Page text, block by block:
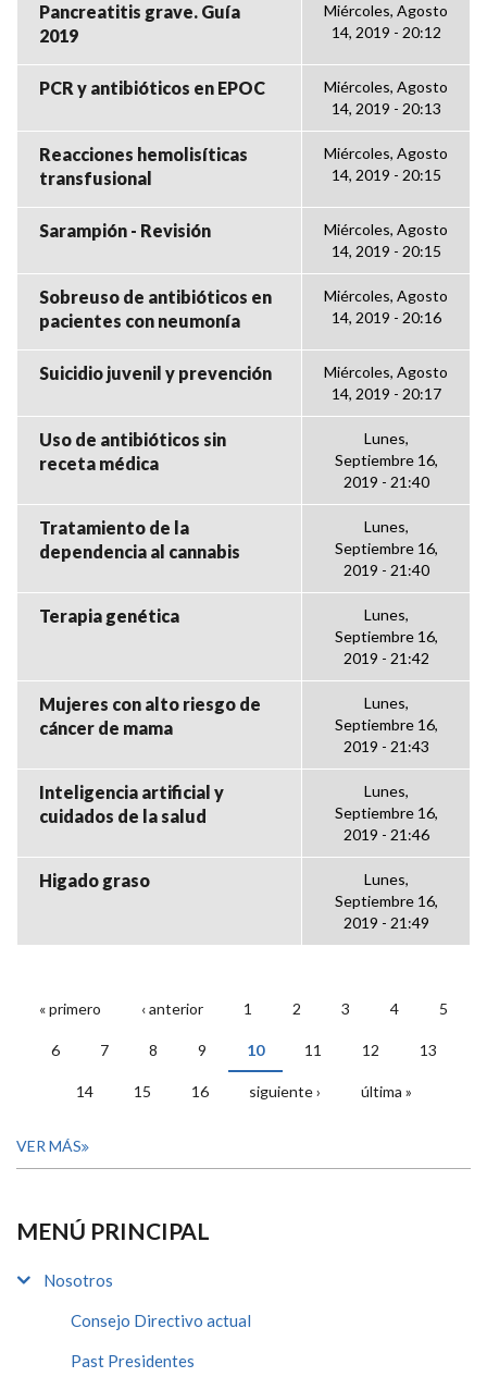
Pancreatitis grave. Guía
2019
Miércoles, Agosto
14, 2019 - 20:12
PCR y antibióticos en EPOC
Miércoles, Agosto
14, 2019 - 20:13
Reacciones hemolisíticas
transfusional
Miércoles, Agosto
14, 2019 - 20:15
Sarampión - Revisión
Miércoles, Agosto
14, 2019 - 20:15
Sobreuso de antibióticos en
pacientes con neumonía
Miércoles, Agosto
14, 2019 - 20:16
Suicidio juvenil y prevención
Miércoles, Agosto
14, 2019 - 20:17
Uso de antibióticos sin
receta médica
Lunes,
Septiembre 16,
2019 - 21:40
Tratamiento de la
dependencia al cannabis
Lunes,
Septiembre 16,
2019 - 21:40
Terapia genética
Lunes,
Septiembre 16,
2019 - 21:42
Mujeres con alto riesgo de
cáncer de mama
Lunes,
Septiembre 16,
2019 - 21:43
Inteligencia artificial y
cuidados de la salud
Lunes,
Septiembre 16,
2019 - 21:46
Higado graso
Lunes,
Septiembre 16,
2019 - 21:49
PÁGINAS
« primero ‹ anterior 1 2 3 4 5
6 7 8 9 10 11 12 13
14 15 16 siguiente › última »
VER MÁS
MENÚ PRINCIPAL
Nosotros
Consejo Directivo actual
Past Presidentes